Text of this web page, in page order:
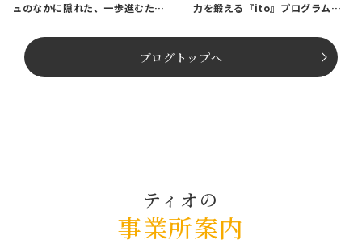
ュのなかに隠れた、一歩進むため
力を鍛える『ito』プログラム紹
ブログトップへ
ティオの
事業所案内